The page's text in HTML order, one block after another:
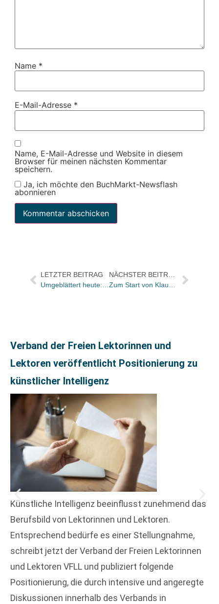
Name *
E-Mail-Adresse *
Name, E-Mail-Adresse und Website in diesem
Browser für meinen nächsten Kommentar
speichern.
Ja, ich möchte den BuchMarkt-Newsflash
abonnieren
LETZTER BEITRAG
Umgeblättert heute: „Monster“ ist das Buch zur Stunde
NÄCHSTER BEITRAG
Zum Start von Klaus-Peter Wolfs „Todesspiel im Hafen“ erscheint wieder seine „Ostfrieslandkrimizeitung“
Verband der Freien Lektorinnen und
Lektoren veröffentlicht Positionierung zu
künstlicher Intelligenz
Künstliche Intelligenz beeinflusst zunehmend das
Berufsbild von Lektorinnen und Lektoren.
Entsprechend bedürfe es einer Stellungnahme,
schreibt jetzt der Verband der Freien Lektorinnen
und Lektoren VFLL und publiziert folgende
Positionierung, die durch intensive und angeregte
Diskussionen innerhalb des Verbands in